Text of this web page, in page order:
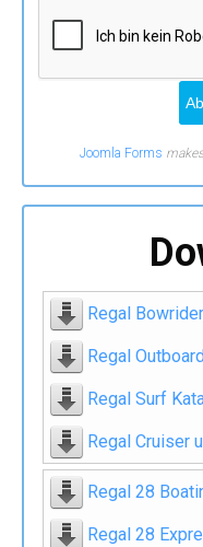
Joomla Forms
Regal
Regal
Regal Surf
Regal Cruiser
Regal 28
Regal 28